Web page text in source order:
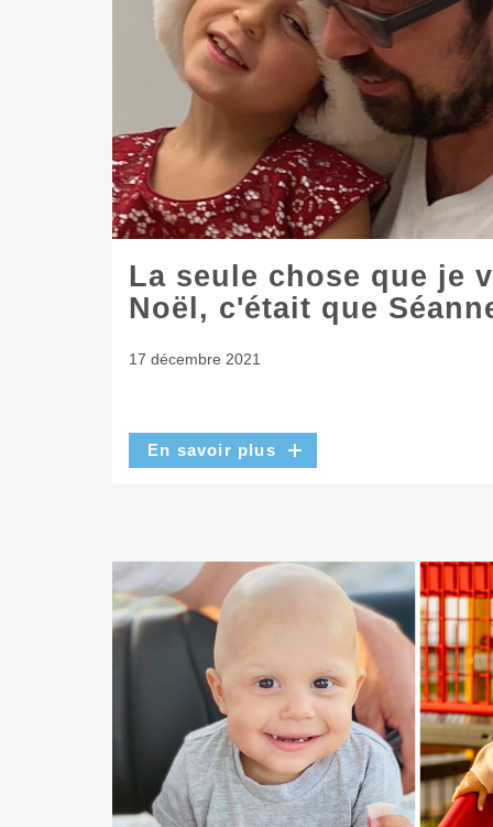
La seule chose que je
Noël, c'était que
17 décembre 2021
En savoir plus